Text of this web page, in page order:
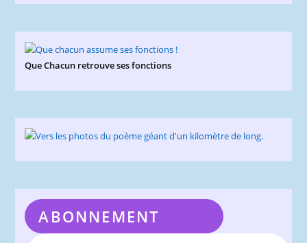
Que Chacun retrouve ses fonctions
ABONNEMENT